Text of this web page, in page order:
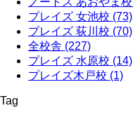
プレイズ 女池校 (73)
プレイズ 荻川校 (70)
全校舎 (227)
プレイズ 水原校 (14)
プレイズ木戸校 (1)
Tag